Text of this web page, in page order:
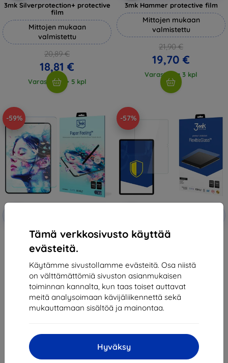
Tämä verkkosivusto käyttää
evästeitä.
Käytämme sivustollamme evästeitä. Osa niistä
on välttämättömiä sivuston asianmukaisen
toiminnan kannalta, kun taas toiset auttavat
meitä analysoimaan kävijäliikennettä sekä
mukauttamaan sisältöä ja mainontaa.
Hyväksy
3mk Silverprotection+ protective
film
Mittojen mukaan
valmistettu
20,89 €
18,81 €
Varastossa > 5 kpl
3mk Hammer protective film
Mittojen mukaan
valmistettu
21,90 €
19,70 €
Varastossa 3 kpl
-59%
3MK PaperFeeling Realme Pad 2
to 13" 2pcs Foil
36,90 €
15,21 €
Viimeinen kappale varastossa
-57%
3MK FlexibleGlass Realme Pad 2
up to 13" Hybrid Glass
11,61 €
Viimeinen kappale varastossa
yhteensä6.